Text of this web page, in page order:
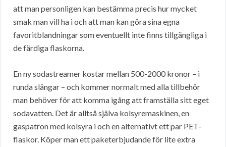
att man personligen kan bestämma precis hur mycket
smak man vill ha i och att man kan göra sina egna
favoritblandningar som eventuellt inte finns tillgängliga i
de färdiga flaskorna.
En ny sodastreamer kostar mellan 500-2000 kronor – i
runda slängar – och kommer normalt med alla tillbehör
man behöver för att komma igång att framställa sitt eget
sodavatten. Det är alltså själva kolsyremaskinen, en
gaspatron med kolsyra i och en alternativt ett par PET-
flaskor. Köper man ett paketerbjudande för lite extra